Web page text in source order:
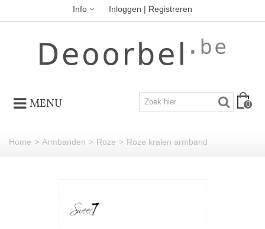
Info Inloggen | Registreren
MENU 0
Home > Armbanden > Roze > Roze kralen armband